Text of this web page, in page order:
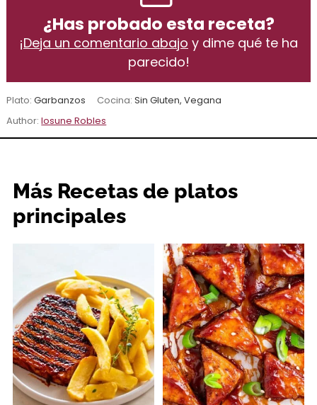
¿Has probado esta receta?
¡Deja un comentario abajo y dime qué te ha
parecido!
Plato:Garbanzos Cocina: Sin Gluten, Vegana
Author:Iosune Robles
Más Recetas de platos
principales